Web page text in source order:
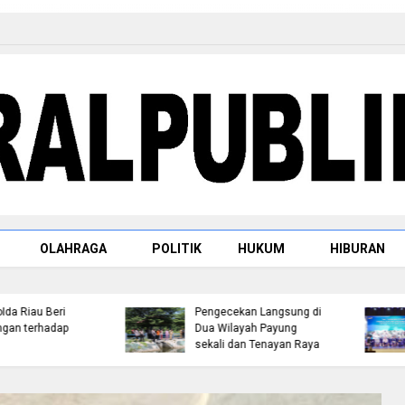
OLAHRAGA POLITIK HUKUM HIBURAN
2026, Masyarakat Mesuji
Lanjutkan Reklaming
Lahan di Blok O:40, 41, 42
Rohul Tangkap
Sabu di Ujung Batu, Sita
Barang Bukti 3,89 Gram